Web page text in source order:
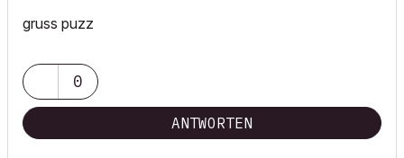
gruss puzz
0
ANTWORTEN